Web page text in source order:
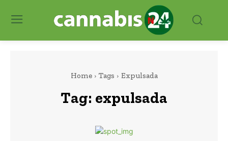
Home Tags Expulsada
Tag: expulsada